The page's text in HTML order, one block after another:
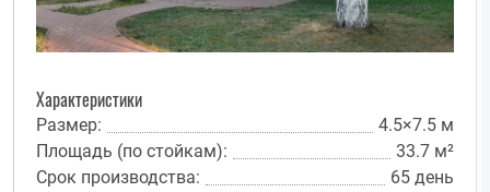
Характеристики
Размер:
4.5×7.5 м
Площадь (по стойкам):
33.7 м²
Срок производства:
65 день